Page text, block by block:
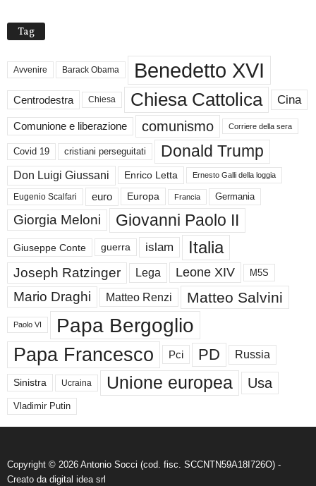
Tag
Avvenire Barack Obama Benedetto XVI
Centrodestra Chiesa Chiesa Cattolica Cina
Comunione e liberazione comunismo Corriere della sera
Covid 19 cristiani perseguitati Donald Trump
Don Luigi Giussani Enrico Letta Ernesto Galli della loggia
Eugenio Scalfari euro Europa Francia Germania
Giorgia Meloni Giovanni Paolo II
Giuseppe Conte guerra islam Italia
Joseph Ratzinger Lega Leone XIV M5S
Mario Draghi Matteo Renzi Matteo Salvini
Paolo VI Papa Bergoglio
Papa Francesco Pci PD Russia
Sinistra Ucraina Unione europea Usa
Vladimir Putin
Copyright © 2026 Antonio Socci (cod. fisc. SCCNTN59A18I726O) -
Creato da digital idea srl